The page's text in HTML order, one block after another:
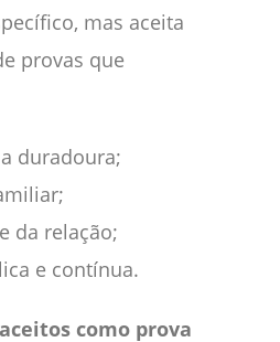
mas aceita
provas que
duradoura;
da relação;
e contínua.
como prova